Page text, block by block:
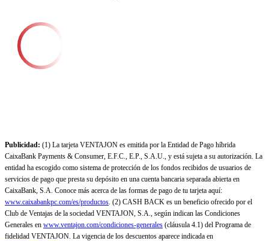
Publicidad: (1) La tarjeta VENTAJON es emitida por la Entidad de Pago híbrida
CaixaBank Payments & Consumer, E.F.C., E.P., S.A.U., y está sujeta a su autorización. La
entidad ha escogido como sistema de protección de los fondos recibidos de usuarios de
servicios de pago que presta su depósito en una cuenta bancaria separada abierta en
CaixaBank, S.A. Conoce más acerca de las formas de pago de tu tarjeta aquí:
www.caixabankpc.com/es/productos. (2) CASH BACK es un beneficio ofrecido por el
Club de Ventajas de la sociedad VENTAJON, S.A., según indican las Condiciones
Generales en www.ventajon.com/condiciones-generales (cláusula 4.1) del Programa de
fidelidad VENTAJON. La vigencia de los descuentos aparece indicada en